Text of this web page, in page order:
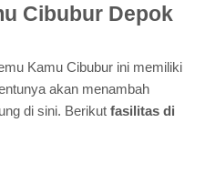
Cibubur Depok
Kamu Cibubur ini memiliki
akan menambah
di sini. Berikut fasilitas di